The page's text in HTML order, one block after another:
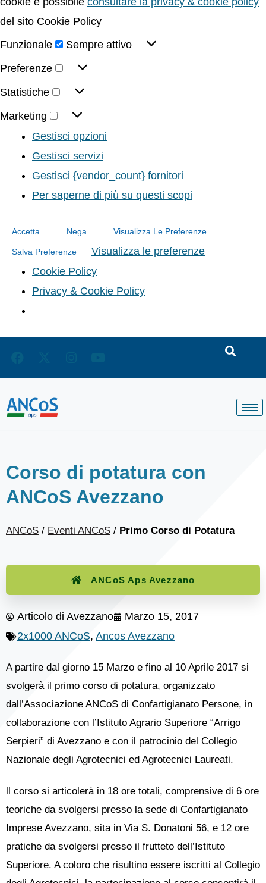
del sito Cookie Policy
Funzionale
Sempre attivo
Preferenze
Statistiche
Marketing
Gestisci opzioni
Gestisci servizi
Gestisci {vendor_count} fornitori
Per saperne di più su questi scopi
Accetta Nega Visualizza Le Preferenze
Salva Preferenze
Visualizza le preferenze
Cookie Policy
Privacy & Cookie Policy
Corso di potatura con
ANCoS Avezzano
ANCoS / Eventi ANCoS / Primo Corso di Potatura
ANCoS Aps Avezzano
Articolo di Avezzano
Marzo 15, 2017
2x1000 ANCoS, Ancos Avezzano
A partire dal giorno 15 Marzo e fino al 10 Aprile 2017 si
svolgerà il primo corso di potatura, organizzato
dall’Associazione ANCoS di Confartigianato Persone, in
collaborazione con l’Istituto Agrario Superiore “Arrigo
Serpieri” di Avezzano e con il patrocinio del Collegio
Nazionale degli Agrotecnici ed Agrotecnici Laureati.
ll corso si articolerà in 18 ore totali, comprensive di 6 ore
teoriche da svolgersi presso la sede di Confartigianato
Imprese Avezzano, sita in Via S. Donatoni 56, e 12 ore
pratiche da svolgersi presso il frutteto dell’Istituto
Superiore. A coloro che risultino essere iscritti al Collegio